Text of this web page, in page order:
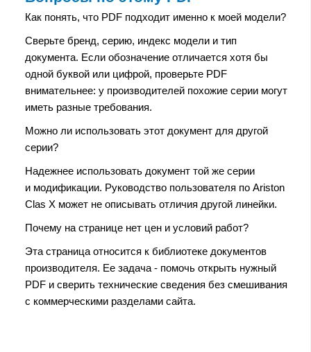
Как понять, что PDF подходит именно к моей модели?
Сверьте бренд, серию, индекс модели и тип
документа. Если обозначение отличается хотя бы
одной буквой или цифрой, проверьте PDF
внимательнее: у производителей похожие серии могут
иметь разные требования.
Можно ли использовать этот документ для другой
серии?
Надежнее использовать документ той же серии
и модификации. Руководство пользователя по Ariston
Clas X может не описывать отличия другой линейки.
Почему на странице нет цен и условий работ?
Эта страница относится к библиотеке документов
производителя. Ее задача - помочь открыть нужный
PDF и сверить технические сведения без смешивания
с коммерческими разделами сайта.